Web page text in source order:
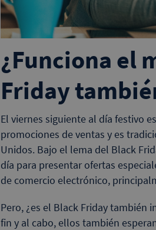
¿Funciona el
Friday
El viernes siguiente al día festivo
promociones de ventas y es
Unidos. Bajo el lema del Black
día para presentar ofertas
de comercio electrónico,
Pero, ¿es el Black Friday también
fin y al cabo, ellos también